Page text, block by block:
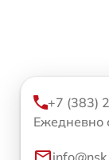
+7 (383)
Ежедневно